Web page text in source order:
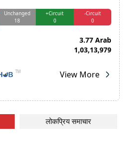
लोकप्रिय समाचार